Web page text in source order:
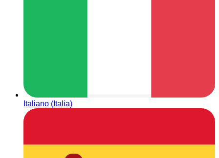
Italiano (Italia)